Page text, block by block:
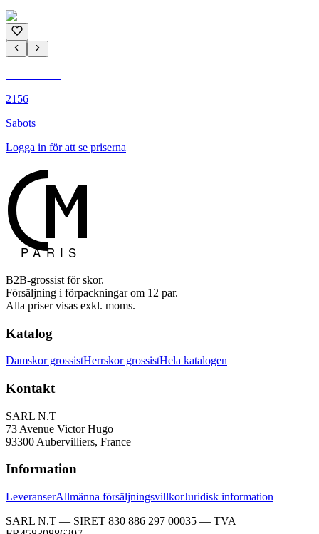
2156
Sabots
Logga in för att se priserna
B2B-grossist för skor.
Försäljning i förpackningar om 12 par.
Alla priser visas exkl. moms.
Katalog
Damskor grossistHerrskor grossistHela katalogen
Kontakt
SARL N.T
73 Avenue Victor Hugo
93300 Aubervilliers, France
Information
LeveranserAllmänna försäljningsvillkorJuridisk information
SARL N.T — SIRET 830 886 297 00035 — TVA